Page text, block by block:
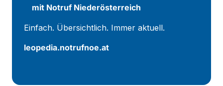
mit Notruf Niederösterreich
Einfach. Übersichtlich. Immer aktuell.
leopedia.notrufnoe.at